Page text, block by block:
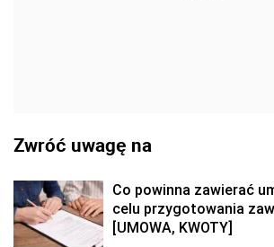
Zwróć uwagę na
Co powinna zawierać
celu przygotowania
[UMOWA, KWOTY]